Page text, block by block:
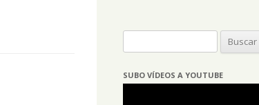
SUBO VÍDEOS A YOUTUBE